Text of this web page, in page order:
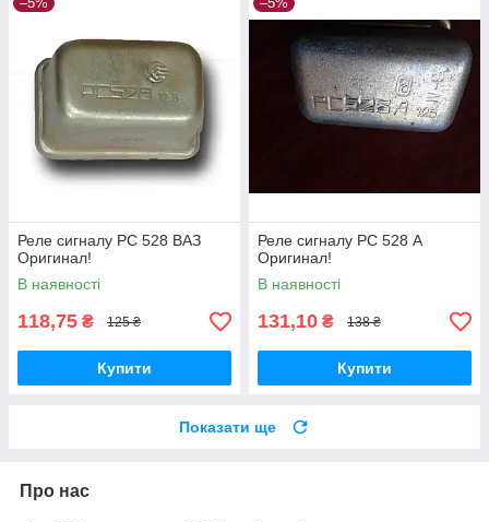
Реле сигналу РС 528 ВАЗ
Оригинал!
В наявності
118,75 ₴ 125 ₴
Купити
Реле сигналу РС 528 А
Оригинал!
В наявності
131,10 ₴ 138 ₴
Купити
Показати ще
Про нас